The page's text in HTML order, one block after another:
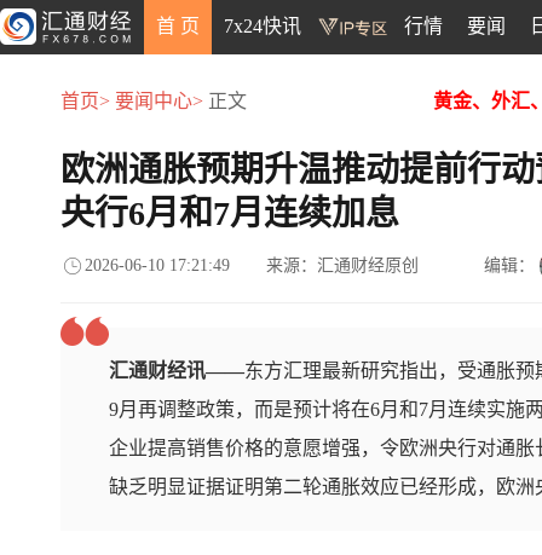
首 页 7x24快讯 行情 要闻
首页> 要闻中心> 正文 黄金、外汇
欧洲通胀预期升温推动提前行
央行6月和7月连续加息
2026-06-10 17:21:49 来源：汇通财经原创 编辑：
汇通财经讯——东方汇理最新研究指出，受通胀
9月再调整政策，而是预计将在6月和7月连续实施
企业提高销售价格的意愿增强，令欧洲央行对通
缺乏明显证据证明第二轮通胀效应已经形成，欧